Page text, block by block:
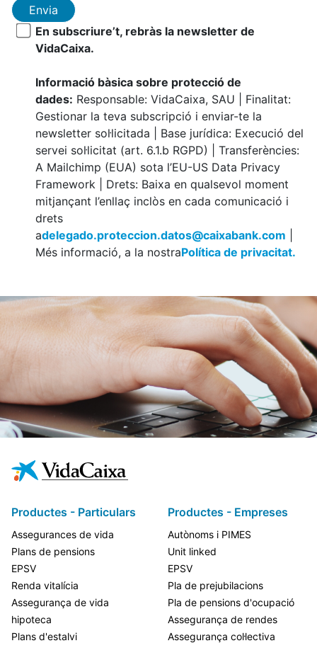
Envia
En subscriure’t, rebràs la newsletter de
VidaCaixa.
Informació bàsica sobre protecció de
dades: Responsable: VidaCaixa, SAU | Finalitat:
Gestionar la teva subscripció i enviar-te la
newsletter sol·licitada | Base jurídica: Execució del
servei sol·licitat (art. 6.1.b RGPD) | Transferències:
A Mailchimp (EUA) sota l’EU-US Data Privacy
Framework | Drets: Baixa en qualsevol moment
mitjançant l’enllaç inclòs en cada comunicació i
drets
adelegado.proteccion.datos@caixabank.com
Més informació, a la nostraPolítica de privacitat.
Productes - Particulars
Assegurances de vida
Plans de pensions
EPSV
Renda vitalícia
Assegurança de vida
hipoteca
Plans d'estalvi
Productes - Empreses
Autònoms i PIMES
Unit linked
EPSV
Pla de prejubilacions
Pla de pensions d'ocupació
Assegurança de rendes
Assegurança col·lectiva